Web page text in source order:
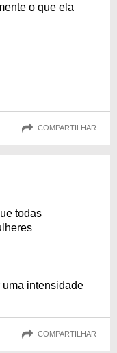
o que ela
COMPARTILHAR
todas
intensidade
COMPARTILHAR